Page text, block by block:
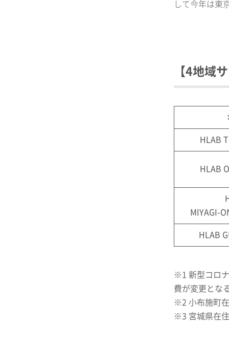
して今年は東
【4地域
HLAB
HLAB
MIYAGI-
HLAB
※1 新型コロ
費が変更とな
※2 小布施町
※3 宮城県在